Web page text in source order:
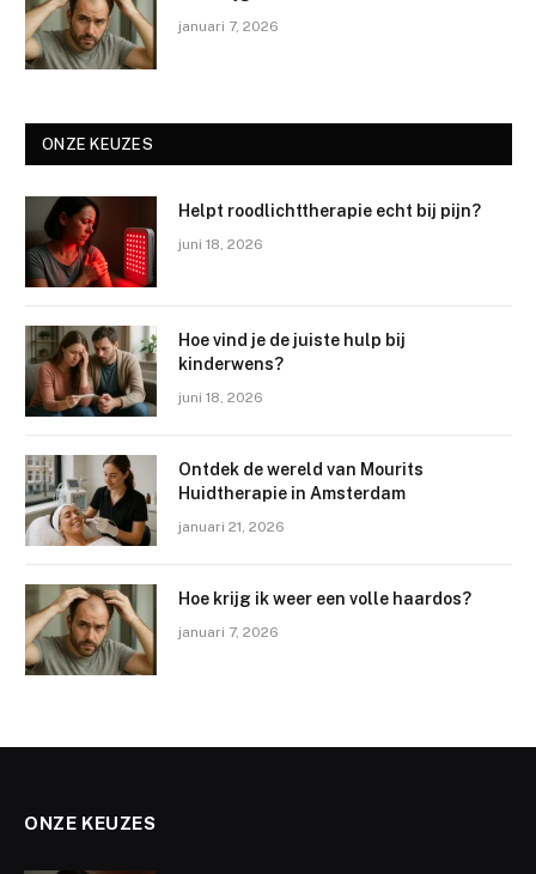
januari 7, 2026
ONZE KEUZES
Helpt roodlichttherapie echt bij pijn?
juni 18, 2026
Hoe vind je de juiste hulp bij
kinderwens?
juni 18, 2026
Ontdek de wereld van Mourits
Huidtherapie in Amsterdam
januari 21, 2026
Hoe krijg ik weer een volle haardos?
januari 7, 2026
ONZE KEUZES